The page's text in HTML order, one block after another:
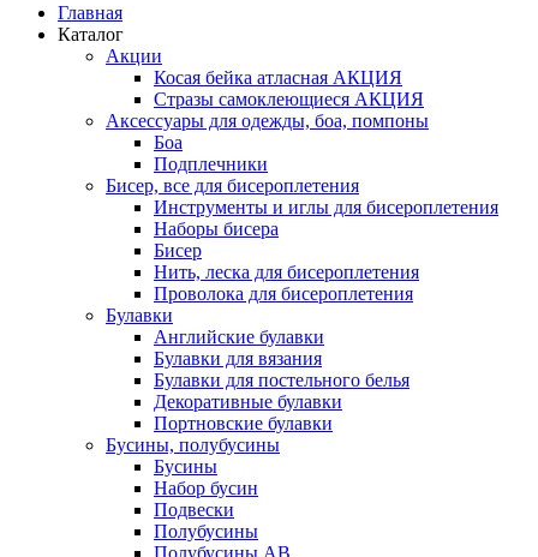
Главная
Каталог
Акции
Косая бейка атласная АКЦИЯ
Стразы самоклеющиеся АКЦИЯ
Аксессуары для одежды, боа, помпоны
Боа
Подплечники
Бисер, все для бисероплетения
Инструменты и иглы для бисероплетения
Наборы бисера
Бисер
Нить, леска для бисероплетения
Проволока для бисероплетения
Булавки
Английские булавки
Булавки для вязания
Булавки для постельного белья
Декоративные булавки
Портновские булавки
Бусины, полубусины
Бусины
Набор бусин
Подвески
Полубусины
Полубусины AB